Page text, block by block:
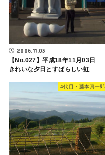
2006.11.03
【No.027】平成18年11月03日
きれいな夕日とすばらしい虹
4代目・藤本真一郎